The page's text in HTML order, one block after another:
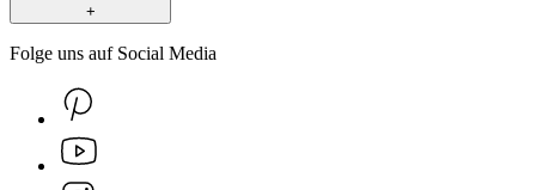
+
Folge uns auf Social Media